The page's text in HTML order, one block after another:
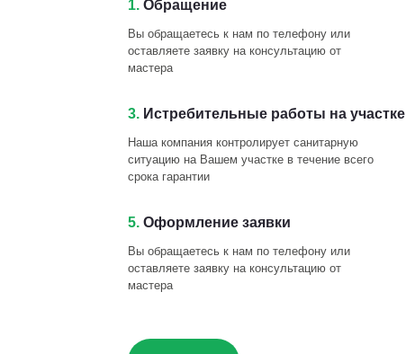
1. Обращение
Вы обращаетесь к нам по телефону или
оставляете заявку на консультацию от
мастера
3. Истребительные работы на участке
Наша компания контролирует санитарную
ситуацию на Вашем участке в течение всего
срока гарантии
5. Оформление заявки
Вы обращаетесь к нам по телефону или
оставляете заявку на консультацию от
мастера